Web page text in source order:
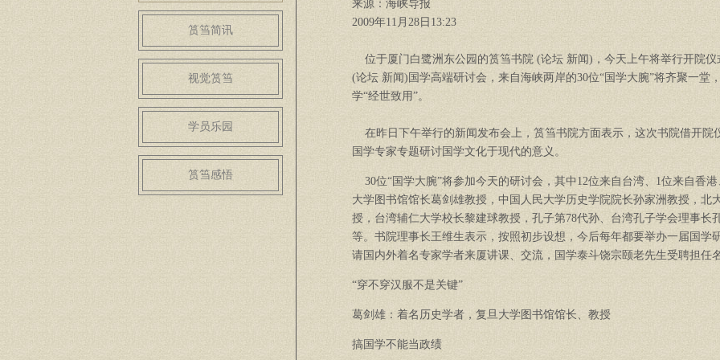
筼筜简讯
视觉筼筜
学员乐园
筼筜感悟
来源：海峡导报
2009年11月28日13:23
位于厦门白鹭洲东公园的筼筜书院 (论坛 新闻)，今天上午将举行开院
(论坛 新闻)国学高端研讨会，来自海峡两岸的30位“国学大腕”将齐聚一堂
学“经世致用”。
在昨日下午举行的新闻发布会上，筼筜书院方面表示，这次书院借开院
国学专家专题研讨国学文化于现代的意义。
30位“国学大腕”将参加今天的研讨会，其中12位来自台湾、1位来自香
大学图书馆馆长葛剑雄教授，中国人民大学历史学院院长孙家洲教授，北
授，台湾辅仁大学校长黎建球教授，孔子第78代孙、台湾孔子学会理事长
等。书院理事长王维生表示，按照初步设想，今后每年都要举办一届国学
请国内外着名专家学者来厦讲课、交流，国学泰斗饶宗颐老先生受聘担任
“穿不穿汉服不是关键”
葛剑雄：着名历史学者，复旦大学图书馆馆长、教授
搞国学不能当政绩